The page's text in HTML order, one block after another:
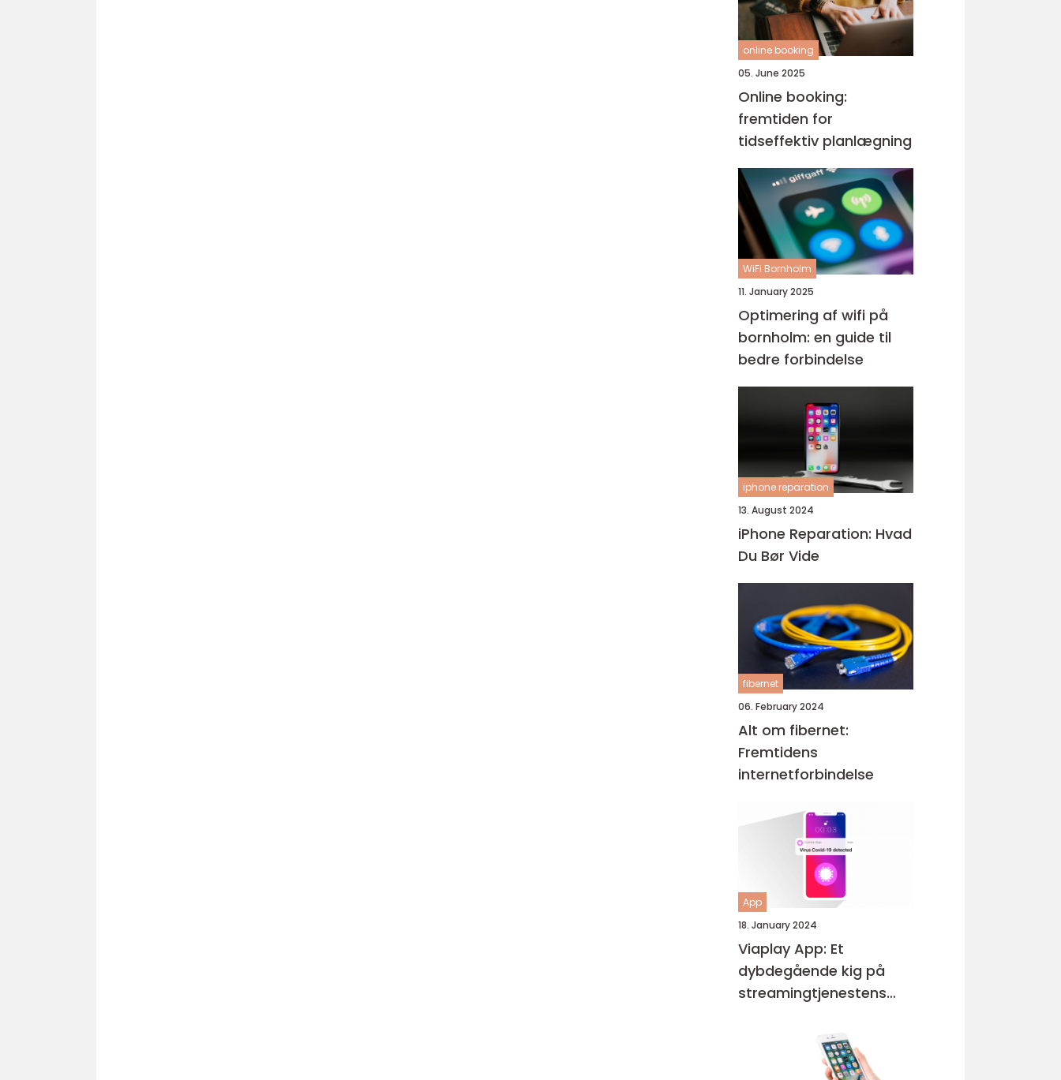
online booking
05. June 2025
Online booking:
fremtiden for
tidseffektiv planlægning
WiFi Bornholm
11. January 2025
Optimering af wifi på
bornholm: en guide til
bedre forbindelse
iphone reparation
13. August 2024
iPhone Reparation: Hvad
Du Bør Vide
fibernet
06. February 2024
Alt om fibernet:
Fremtidens
internetforbindelse
App
18. January 2024
Viaplay App: Et
dybdegående kig på
streamingtjenestens